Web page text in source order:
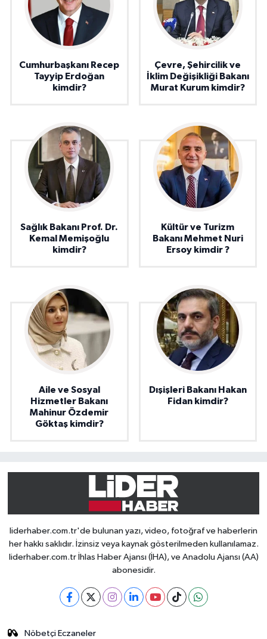
Cumhurbaşkanı Recep
Tayyip Erdoğan
kimdir?
Çevre, Şehircilik ve
İklim Değişikliği Bakanı
Murat Kurum kimdir?
Sağlık Bakanı Prof. Dr.
Kemal Memişoğlu
kimdir?
Kültür ve Turizm
Bakanı Mehmet Nuri
Ersoy kimdir ?
Aile ve Sosyal
Hizmetler Bakanı
Mahinur Özdemir
Göktaş kimdir?
Dışişleri Bakanı Hakan
Fidan kimdir?
liderhaber.com.tr'de bulunan yazı, video, fotoğraf ve haberlerin
her hakkı saklıdır. İzinsiz veya kaynak gösterilmeden kullanılamaz.
liderhaber.com.tr İhlas Haber Ajansı (İHA), ve Anadolu Ajansı (AA)
abonesidir.
Nöbetçi Eczaneler